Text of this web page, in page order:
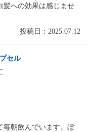
髪への効果は感じませ
投稿日：2025.07.12
セル
毎朝飲んでいます。ぼ